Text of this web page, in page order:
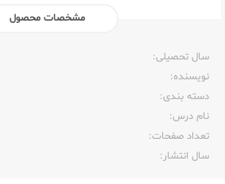
مشخصات محصول
سال تحصیلی:‌
نویسنده:‌
دسته بندی:
نام درس:
تعداد صفحات:‌
سال انتشار:‌